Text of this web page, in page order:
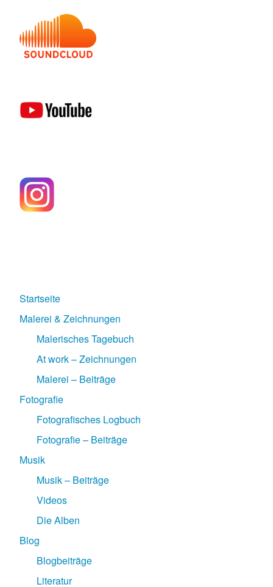
Startseite
Malerei & Zeichnungen
Malerisches Tagebuch
At work – Zeichnungen
Malerei – Beiträge
Fotografie
Fotografisches Logbuch
Fotografie – Beiträge
Musik
Musik – Beiträge
Videos
Die Alben
Blog
Blogbeiträge
Literatur